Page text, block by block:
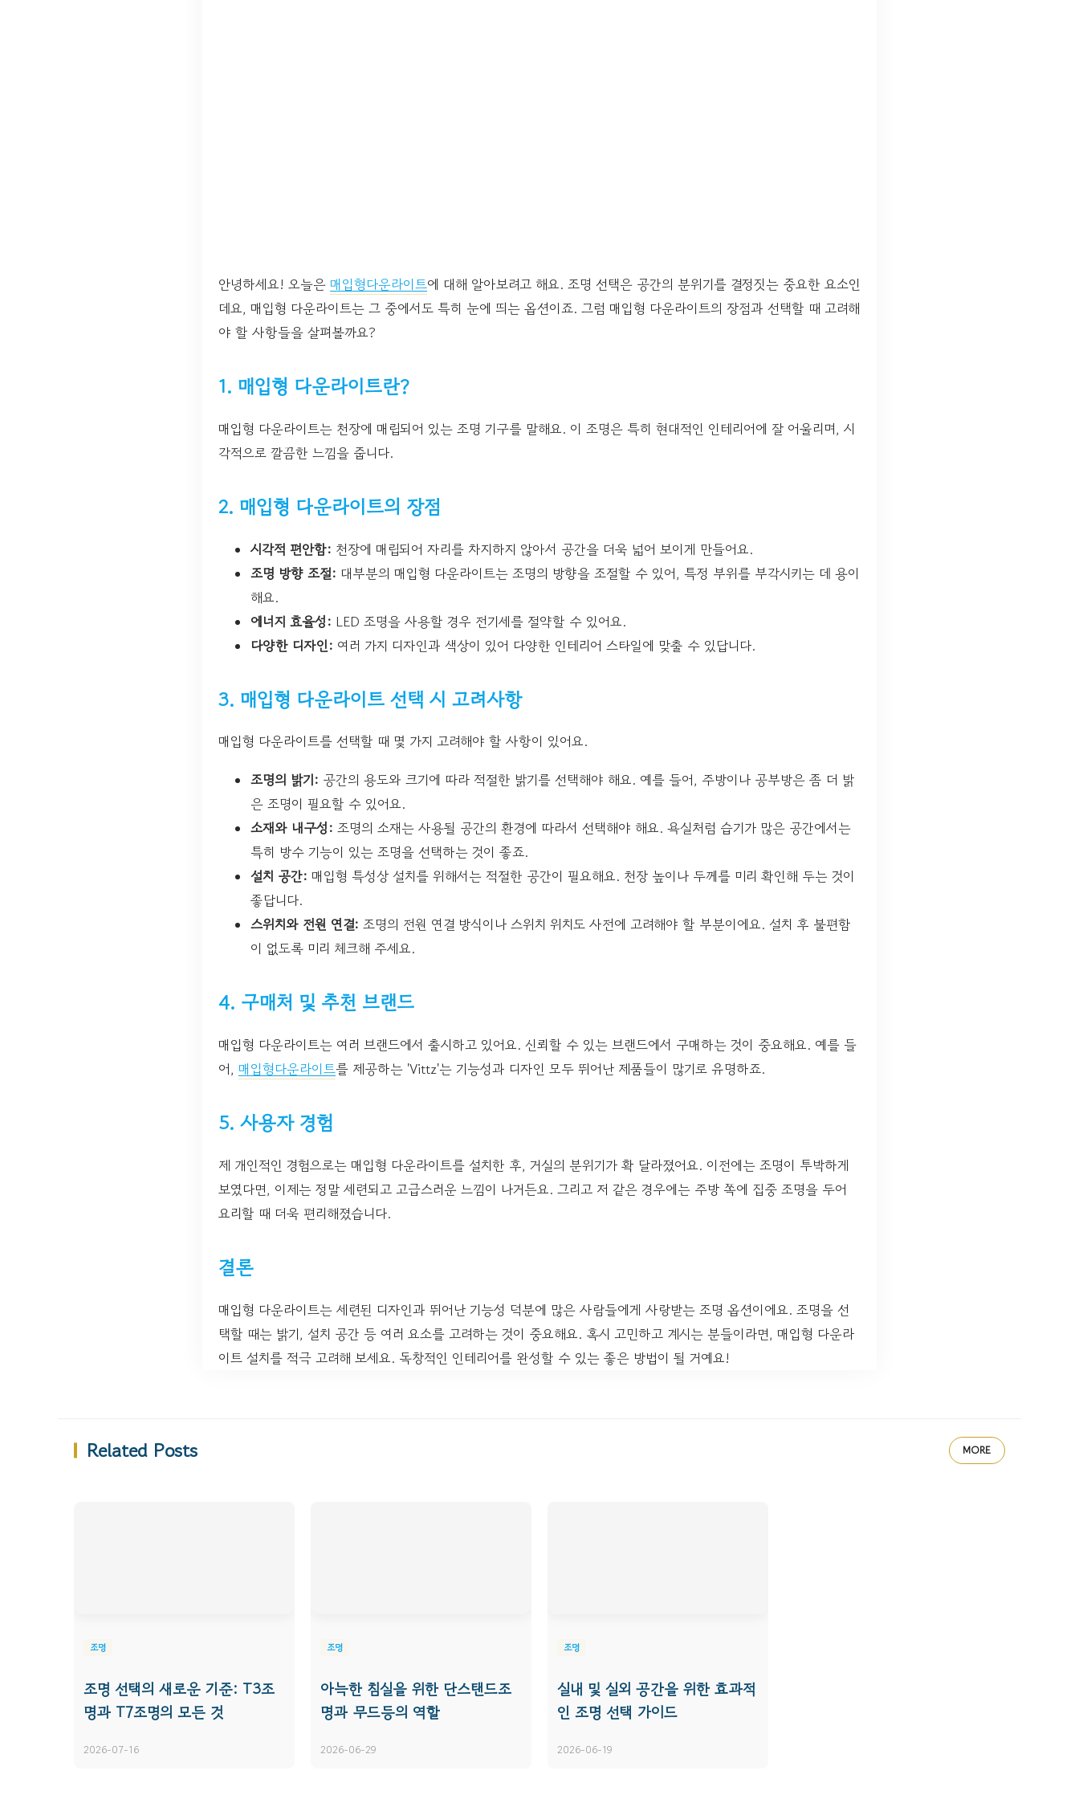
안녕하세요! 오늘은 매입형다운라이트에 대해 알아보려고 해요. 조명 선택은 공간의 분위기를 결정짓는 중요한 요소인
데요, 매입형 다운라이트는 그 중에서도 특히 눈에 띄는 옵션이죠. 그럼 매입형 다운라이트의 장점과 선택할 때 고려해
야 할 사항들을 살펴볼까요?
1. 매입형 다운라이트란?
매입형 다운라이트는 천장에 매립되어 있는 조명 기구를 말해요. 이 조명은 특히 현대적인 인테리어에 잘 어울리며, 시
각적으로 깔끔한 느낌을 줍니다.
2. 매입형 다운라이트의 장점
시각적 편안함: 천장에 매립되어 자리를 차지하지 않아서 공간을 더욱 넓어 보이게 만들어요.
조명 방향 조절: 대부분의 매입형 다운라이트는 조명의 방향을 조절할 수 있어, 특정 부위를 부각시키는 데 용이
해요.
에너지 효율성: LED 조명을 사용할 경우 전기세를 절약할 수 있어요.
다양한 디자인: 여러 가지 디자인과 색상이 있어 다양한 인테리어 스타일에 맞출 수 있답니다.
3. 매입형 다운라이트 선택 시 고려사항
매입형 다운라이트를 선택할 때 몇 가지 고려해야 할 사항이 있어요.
조명의 밝기: 공간의 용도와 크기에 따라 적절한 밝기를 선택해야 해요. 예를 들어, 주방이나 공부방은 좀 더 밝
은 조명이 필요할 수 있어요.
소재와 내구성: 조명의 소재는 사용될 공간의 환경에 따라서 선택해야 해요. 욕실처럼 습기가 많은 공간에서는
특히 방수 기능이 있는 조명을 선택하는 것이 좋죠.
설치 공간: 매입형 특성상 설치를 위해서는 적절한 공간이 필요해요. 천장 높이나 두께를 미리 확인해 두는 것이
좋답니다.
스위치와 전원 연결: 조명의 전원 연결 방식이나 스위치 위치도 사전에 고려해야 할 부분이에요. 설치 후 불편함
이 없도록 미리 체크해 주세요.
4. 구매처 및 추천 브랜드
매입형 다운라이트는 여러 브랜드에서 출시하고 있어요. 신뢰할 수 있는 브랜드에서 구매하는 것이 중요해요. 예를 들
어, 매입형다운라이트를 제공하는 'Vittz'는 기능성과 디자인 모두 뛰어난 제품들이 많기로 유명하죠.
5. 사용자 경험
제 개인적인 경험으로는 매입형 다운라이트를 설치한 후, 거실의 분위기가 확 달라졌어요. 이전에는 조명이 투박하게
보였다면, 이제는 정말 세련되고 고급스러운 느낌이 나거든요. 그리고 저 같은 경우에는 주방 쪽에 집중 조명을 두어
요리할 때 더욱 편리해졌습니다.
결론
매입형 다운라이트는 세련된 디자인과 뛰어난 기능성 덕분에 많은 사람들에게 사랑받는 조명 옵션이에요. 조명을 선
택할 때는 밝기, 설치 공간 등 여러 요소를 고려하는 것이 중요해요. 혹시 고민하고 계시는 분들이라면, 매입형 다운라
이트 설치를 적극 고려해 보세요. 독창적인 인테리어를 완성할 수 있는 좋은 방법이 될 거예요!
Related Posts MORE
조명
조명 선택의 새로운 기준: T3조
명과 T7조명의 모든 것
2026-07-16
조명
아늑한 침실을 위한 단스탠드조
명과 무드등의 역할
2026-06-29
조명
실내 및 실외 공간을 위한 효과적
인 조명 선택 가이드
2026-06-19